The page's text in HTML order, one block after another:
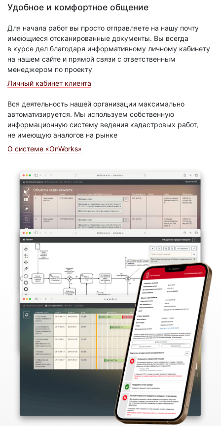
Удобное и комфортное общение
Для начала работ вы просто отправляете на нашу почту
имеющиеся отсканированные документы. Вы всегда
в курсе дел благодаря информативному личному кабинету
на нашем сайте и прямой связи с ответственным
менеджером по проекту
Личный кабинет клиента
Вся деятельность нашей организации максимально
автоматизируется. Мы используем собственную
информационную систему ведения кадастровых работ,
не имеющую аналогов на рынке
О системе «OnWorks»